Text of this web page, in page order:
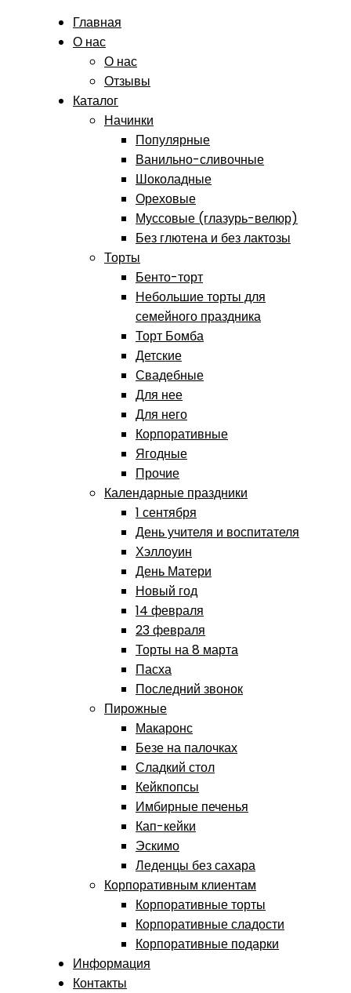
Главная
О нас
О нас
Отзывы
Каталог
Начинки
Популярные
Ванильно-сливочные
Шоколадные
Ореховые
Муссовые (глазурь-велюр)
Без глютена и без лактозы
Торты
Бенто-торт
Небольшие торты для
семейного праздника
Торт Бомба
Детские
Свадебные
Для нее
Для него
Корпоративные
Ягодные
Прочие
Календарные праздники
1 сентября
День учителя и воспитателя
Хэллоуин
День Матери
Новый год
14 февраля
23 февраля
Торты на 8 марта
Пасха
Последний звонок
Пирожные
Макаронс
Безе на палочках
Сладкий стол
Кейкпопсы
Имбирные печенья
Кап-кейки
Эскимо
Леденцы без сахара
Корпоративным клиентам
Корпоративные торты
Корпоративные сладости
Корпоративные подарки
Информация
Контакты